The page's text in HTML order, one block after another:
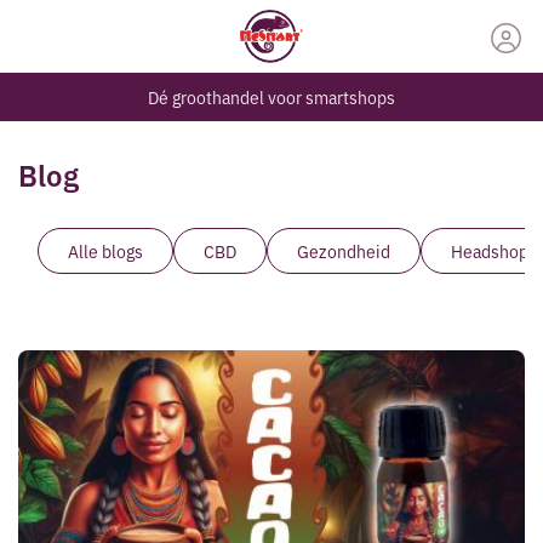
Dé groothandel voor smartshops
Blog
Alle blogs CBD Gezondheid Headshop